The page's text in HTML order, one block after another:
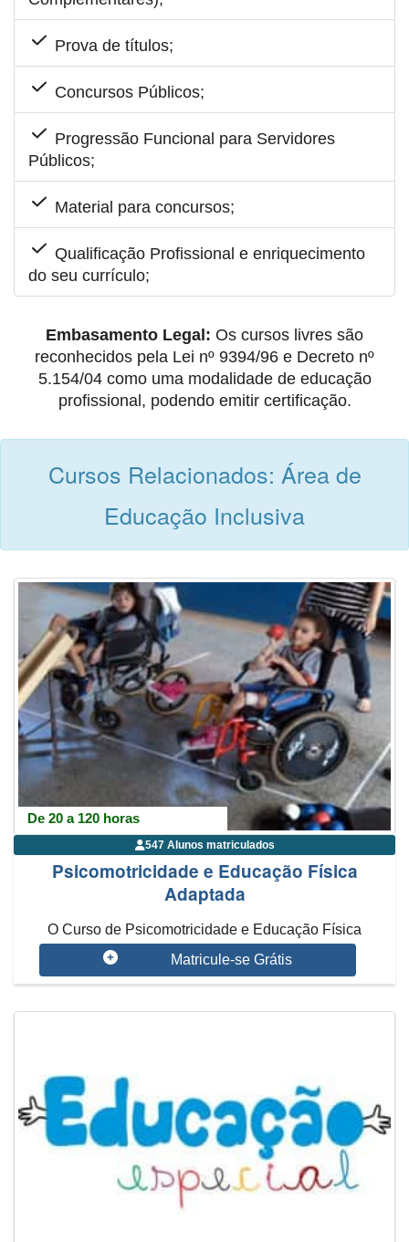
Prova de títulos;
Concursos Públicos;
Progressão Funcional para Servidores
Públicos;
Material para concursos;
Qualificação Profissional e enriquecimento
do seu currículo;
Embasamento Legal: Os cursos livres são
reconhecidos pela Lei nº 9394/96 e Decreto nº
5.154/04 como uma modalidade de educação
profissional, podendo emitir certificação.
Cursos Relacionados: Área de
Educação Inclusiva
De 20 a 120 horas
547 Alunos matriculados
Psicomotricidade e Educação Física
Adaptada
O Curso de Psicomotricidade e Educação Física
Adaptada mostra os benefícios ...
Matricule-se Grátis